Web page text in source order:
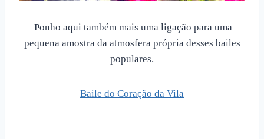
Ponho aqui também mais uma ligação para uma
pequena amostra da atmosfera própria desses bailes
populares.
Baile do Coração da Vila